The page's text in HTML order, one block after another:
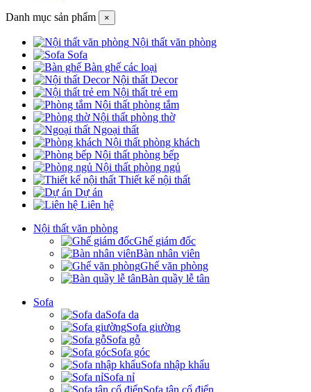
Danh mục sản phẩm ×
Nội thất văn phòng
Sofa
Bàn ghế các loại
Nội thất Decor
Nội thất trẻ em
Nội thất phòng tắm
Nội thất phòng thờ
Ngoại thất
Nội thất phòng khách
Nội thất phòng bếp
Nội thất phòng ngủ
Thiết kế nội thất
Dự án
Liên hệ
Nội thất văn phòng
Ghế giám đốc
Bàn nhân viên
Ghế văn phòng
Bàn quầy lễ tân
Sofa
Sofa da
Sofa giường
Sofa gỗ
Sofa góc
Sofa nhập khẩu
Sofa nỉ